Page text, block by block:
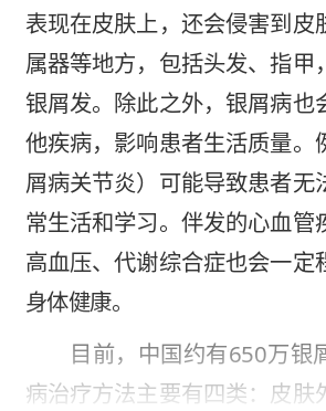
表现在皮肤上，还会侵害到皮
属器等地方，包括头发、指甲
银屑发。除此之外，银屑病也
他疾病，影响患者生活质量。
屑病关节炎）可能导致患者无
常生活和学习。伴发的心血管
高血压、代谢综合症也会一定
身体健康。
目前，中国约有650万银
病治疗方法主要有四类：皮肤